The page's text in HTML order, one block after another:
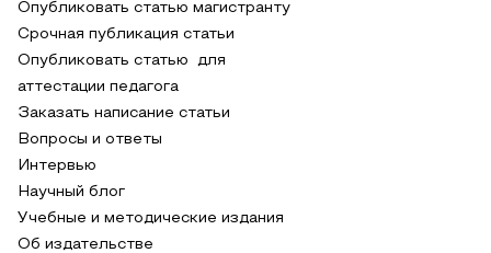
Опубликовать статью магистранту
Срочная публикация статьи
Опубликовать статью для
аттестации педагога
Заказать написание статьи
Вопросы и ответы
Интервью
Научный блог
Учебные и методические издания
Об издательстве